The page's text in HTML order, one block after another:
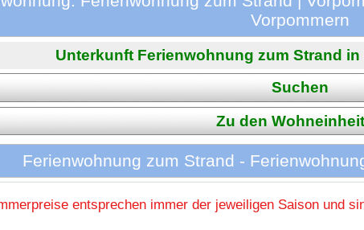
Vorpommern
Unterkunft Ferienwohnung zum Strand
Suchen
Zu den
Ferienwohnung zum Strand -
entsprechen immer der jeweiligen Saison und